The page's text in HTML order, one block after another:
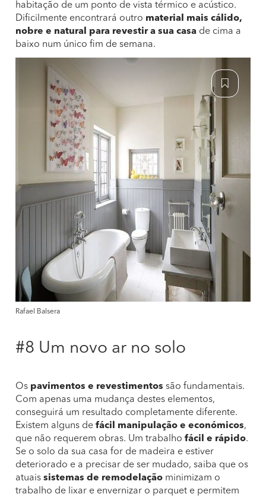
habitação de um ponto de vista térmico e acústico.
Dificilmente encontrará outro material mais cálido,
nobre e natural para revestir a sua casa de cima a
baixo num único fim de semana.
Rafael Balsera
#8 Um novo ar no solo
Os pavimentos e revestimentos são fundamentais.
Com apenas uma mudança destes elementos,
conseguirá um resultado completamente diferente.
Existem alguns de fácil manipulação e económicos,
que não requerem obras. Um trabalho fácil e rápido.
Se o solo da sua casa for de madeira e estiver
deteriorado e a precisar de ser mudado, saiba que os
atuais sistemas de remodelação minimizam o
trabalho de lixar e envernizar o parquet e permitem